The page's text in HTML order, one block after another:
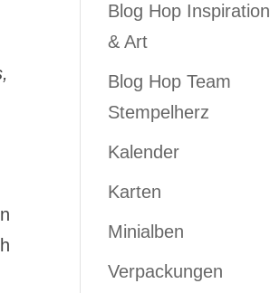
Blog Hop Inspiration
& Art
Blog Hop Team
Stempelherz
Kalender
Karten
Minialben
Verpackungen